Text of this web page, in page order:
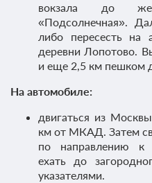
вокзала до
«Подсолнечная».
либо пересесть
деревни Лопотово.
и еще 2,5 км пешком
На автомобиле:
двигаться из
км от МКАД. Затем
по направлению к
ехать до
указателями.